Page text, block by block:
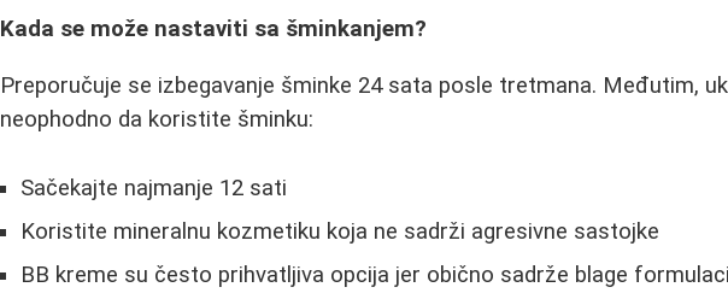
Kada se može nastaviti sa šminkanjem?
Preporučuje se izbegavanje šminke 24 sata posle tretmana. Međutim,
neophodno da koristite šminku:
Sačekajte najmanje 12 sati
Koristite mineralnu kozmetiku koja ne sadrži agresivne sastojke
BB kreme su često prihvatljiva opcija jer obično sadrže blage